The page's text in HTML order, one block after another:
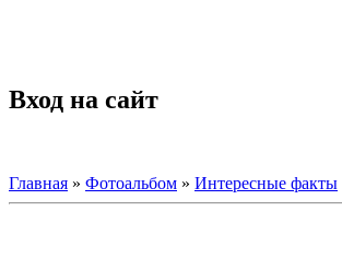
Вход на сайт
Главная » Фотоальбом » Интересные факты